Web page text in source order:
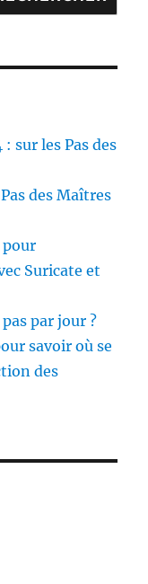
pendant
la
sur les Pas des
des Maîtres
pour
Suricate et
par jour ?
savoir où se
des